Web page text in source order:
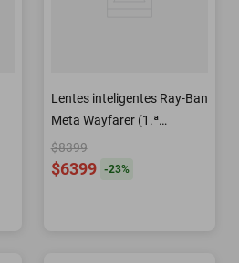
Lentes inteligentes Ray-Ban
Meta Wayfarer (1.ª
generación) con IA, lentes
polarizadas degradadas
$8399
$6399 -23%